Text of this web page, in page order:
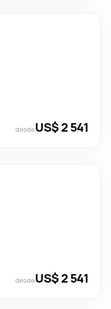
desdeUS$ 2 541
desdeUS$ 2 541